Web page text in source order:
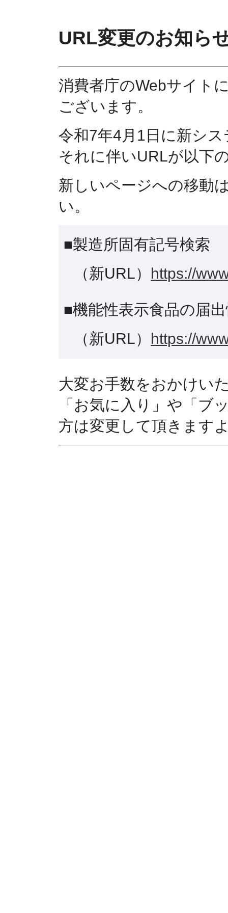
URL変更のお知ら
消費者庁のWebサイト
ございます。
令和7年4月1日に新シ
それに伴いURLが以下
新しいページへの移動
い。
■製造所固有記号検索
（新URL） https://
■機能性表示食品の届
（新URL） https://
大変お手数をおかけい
「お気に入り」や「ブ
方は変更して頂きます